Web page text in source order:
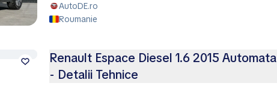
AutoDE.ro
Roumanie
Renault Espace Diesel 1.6 2015 Automata
- Detalii Tehnice